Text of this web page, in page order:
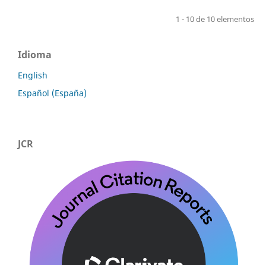
1 - 10 de 10 elementos
Idioma
English
Español (España)
JCR